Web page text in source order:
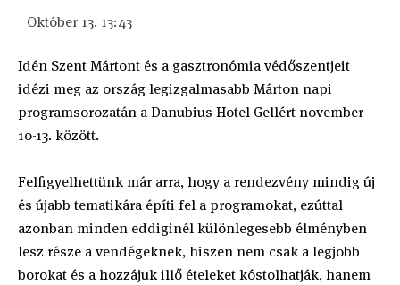
Október 13. 13:43
Idén Szent Mártont és a gasztronómia védőszentjeit
idézi meg az ország legizgalmasabb Márton napi
programsorozatán a Danubius Hotel Gellért november
10-13. között.
Felfigyelhettünk már arra, hogy a rendezvény mindig új
és újabb tematikára építi fel a programokat, ezúttal
azonban minden eddiginél különlegesebb élményben
lesz része a vendégeknek, hiszen nem csak a legjobb
borokat és a hozzájuk illő ételeket kóstolhatják, hanem